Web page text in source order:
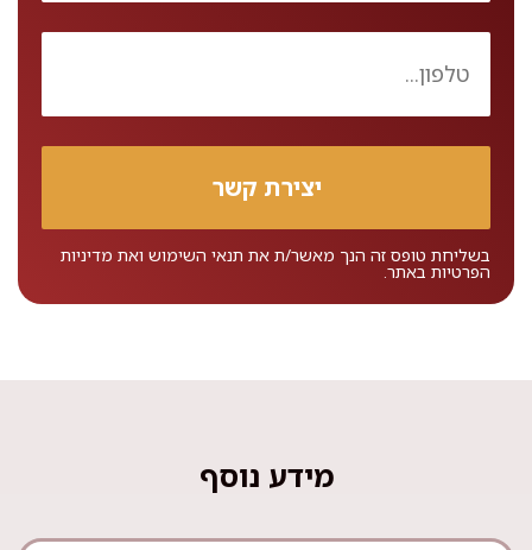
בשליחת טופס זה הנך מאשר/ת את תנאי השימוש ואת מדיניות
הפרטיות באתר.
מידע נוסף